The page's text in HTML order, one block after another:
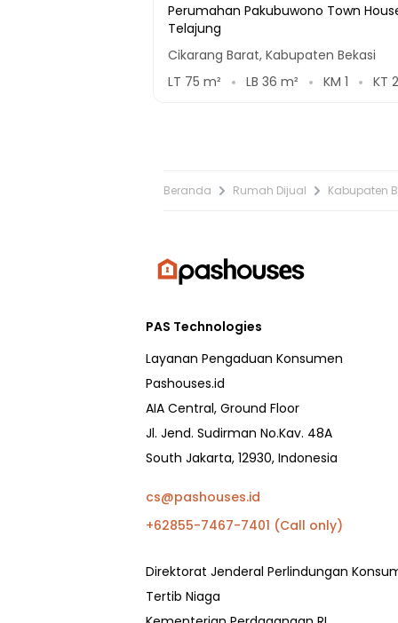
Perumahan Pakubuwono Town
Telajung
Cikarang Barat, Kabupaten Bekasi
LT 75 m² LB 36 m² KM 1 KT 2
Beranda Rumah Dijual Kabupaten
PAS Technologies
Layanan Pengaduan Konsumen
Pashouses.id
AIA Central, Ground Floor
Jl. Jend. Sudirman No.Kav. 48A
South Jakarta, 12930, Indonesia
cs@pashouses.id
+62855-7467-7401 (Call only)
Direktorat Jenderal Perlindungan
Tertib Niaga